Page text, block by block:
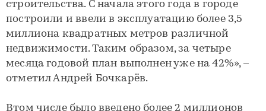
строительства. С начала этого года в городе
построили и ввели в эксплуатацию более 3,5
миллиона квадратных метров различной
недвижимости. Таким образом, за четыре
месяца годовой план выполнен уже на 42%», –
отметил Андрей Бочкарёв.
Втом числе было введено более 2 миллионов